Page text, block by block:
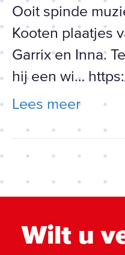
Ooit spinde
Kooten plaatjes
Garrix en Inna.
hij een wi…
Lees meer
Wilt u